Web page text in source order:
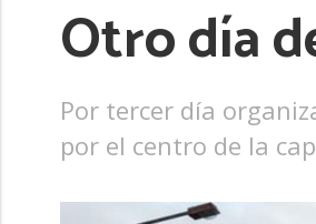
Otro día
Por tercer día
por el centro de la